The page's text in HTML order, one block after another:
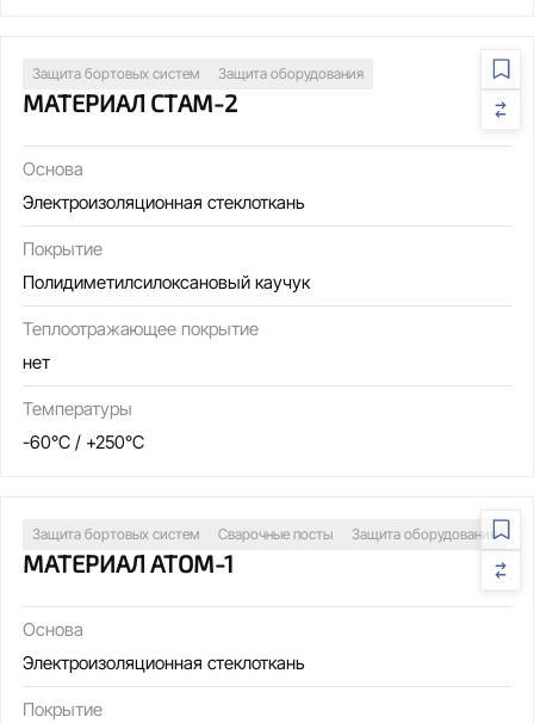
Защита бортовых систем Защита оборудования
МАТЕРИАЛ СТАМ-2
Основа
Электроизоляционная стеклоткань
Покрытие
Полидиметилсилоксановый каучук
Теплоотражающее покрытие
нет
Температуры
-60°C / +250°C
Защита бортовых систем Сварочные посты Защита оборудования
МАТЕРИАЛ АТОМ-1
Основа
Электроизоляционная стеклоткань
Покрытие